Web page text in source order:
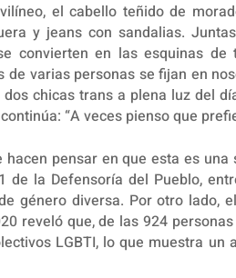
el cabello teñido de
y jeans con sandalias.
convierten en las esquinas de
varias personas se fijan en
chicas trans a plena luz del
“A veces pienso que
pensar en que esta es
de la Defensoría del Pueblo,
género diversa. Por otro lado,
reveló que, de las 924
LGBTI, lo que muestra un